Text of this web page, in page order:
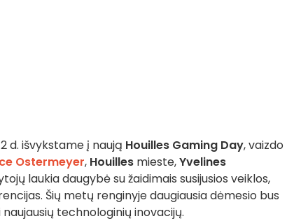
d. išvykstame į naują Houilles Gaming Day, vaizdo
Ostermeyer, Houilles mieste,Yvelines
laukia daugybė su žaidimais susijusios veiklos,
Šių metų renginyje daugiausia dėmesio bus
technologinių inovacijų.